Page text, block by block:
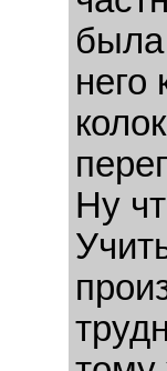
была
него
Ну